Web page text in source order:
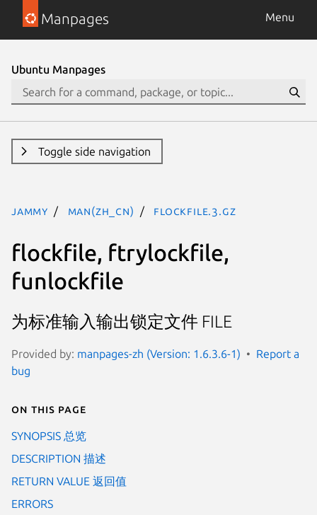
Manpages Menu
Ubuntu Manpages
Toggle side navigation
jammy man(zh_CN) flockfile.3.gz
flockfile, ftrylockfile,
funlockfile
为标准输入输出锁定文件 FILE
Provided by: manpages-zh (Version: 1.6.3.6-1)
Report a
bug
On this page
SYNOPSIS 总览
DESCRIPTION 描述
RETURN VALUE 返回值
ERRORS